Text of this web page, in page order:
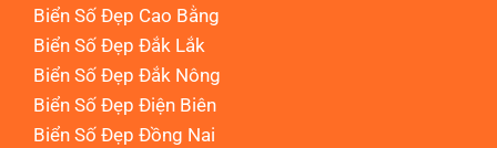
Biển Số Đẹp Cao Bằng
Biển Số Đẹp Đắk Lắk
Biển Số Đẹp Đắk Nông
Biển Số Đẹp Điện Biên
Biển Số Đẹp Đồng Nai